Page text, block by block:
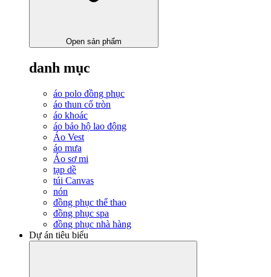
Open sản phẩm
danh mục
áo polo đồng phục
áo thun cổ tròn
áo khoác
áo bảo hộ lao động
Áo Vest
áo mưa
Áo sơ mi
tạp dề
túi Canvas
nón
đồng phục thể thao
đồng phục spa
đồng phục nhà hàng
Dự án tiêu biểu